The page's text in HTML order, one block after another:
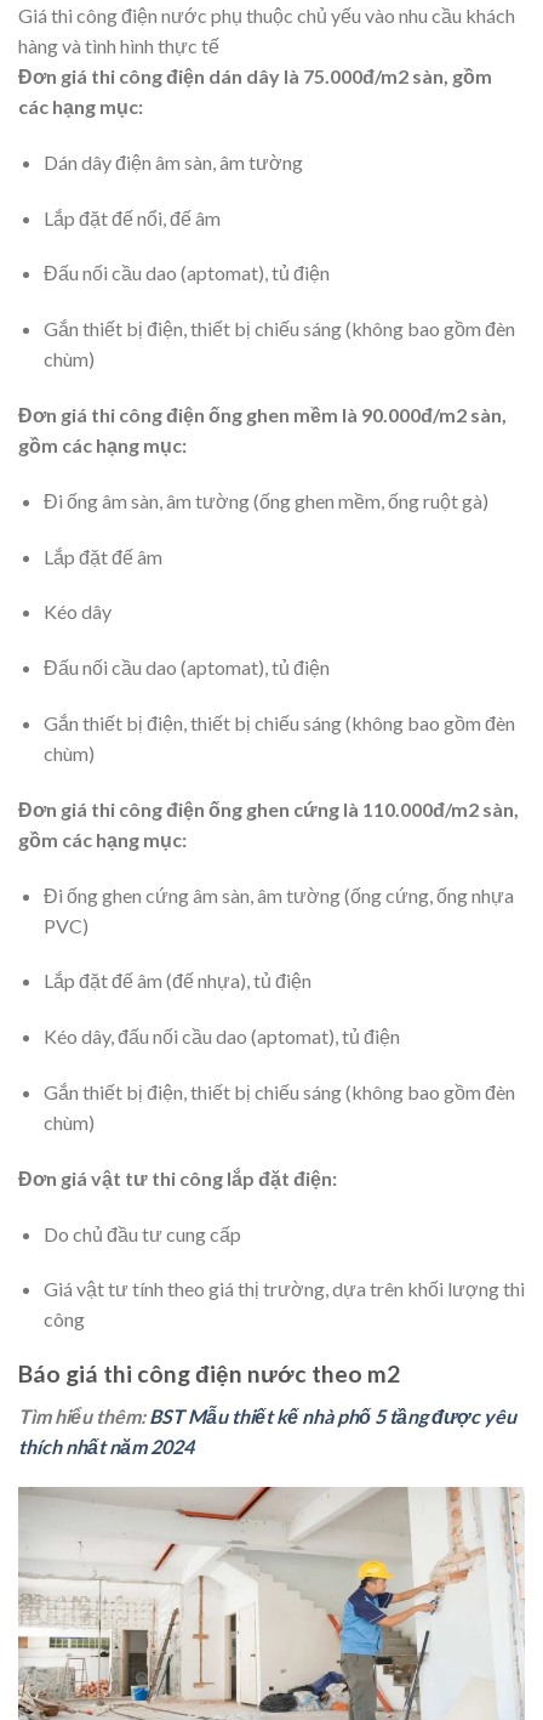
Giá thi công điện nước phụ thuộc chủ yếu vào nhu cầu khách
hàng và tình hình thực tế
Đơn giá thi công điện dán dây là 75.000đ/m2 sàn, gồm
các hạng mục:
Dán dây điện âm sàn, âm tường
Lắp đặt đế nổi, đế âm
Đấu nối cầu dao (aptomat), tủ điện
Gắn thiết bị điện, thiết bị chiếu sáng (không bao gồm đèn
chùm)
Đơn giá thi công điện ống ghen mềm là 90.000đ/m2 sàn,
gồm các hạng mục:
Đi ống âm sàn, âm tường (ống ghen mềm, ống ruột gà)
Lắp đặt đế âm
Kéo dây
Đấu nối cầu dao (aptomat), tủ điện
Gắn thiết bị điện, thiết bị chiếu sáng (không bao gồm đèn
chùm)
Đơn giá thi công điện ống ghen cứng là 110.000đ/m2 sàn,
gồm các hạng mục:
Đi ống ghen cứng âm sàn, âm tường (ống cứng, ống nhựa
PVC)
Lắp đặt đế âm (đế nhựa), tủ điện
Kéo dây, đấu nối cầu dao (aptomat), tủ điện
Gắn thiết bị điện, thiết bị chiếu sáng (không bao gồm đèn
chùm)
Đơn giá vật tư thi công lắp đặt điện:
Do chủ đầu tư cung cấp
Giá vật tư tính theo giá thị trường, dựa trên khối lượng thi
công
Báo giá thi công điện nước theo m2
Tìm hiểu thêm:BST Mẫu thiết kế nhà phố 5 tầng được yêu
thích nhất năm 2024